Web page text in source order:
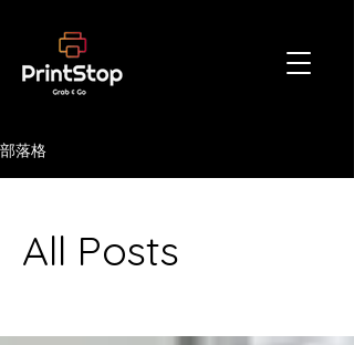
部落格
All Posts